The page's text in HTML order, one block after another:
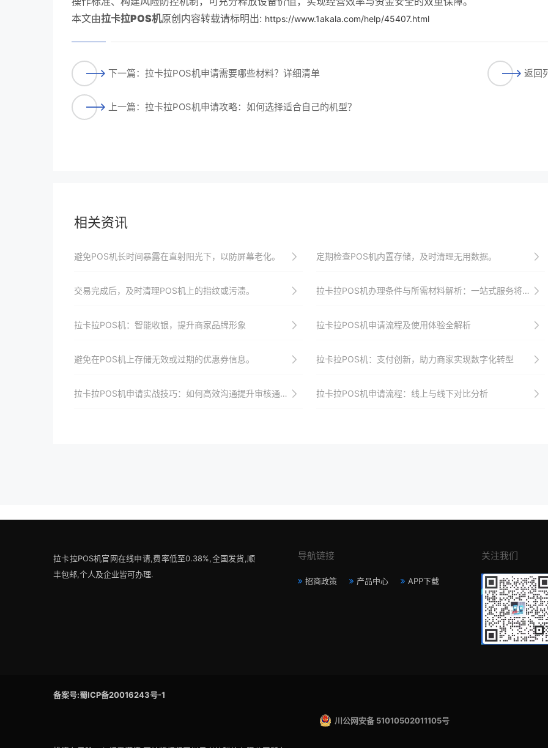
本文由拉卡拉POS机原创内容转载请标明出: https://www.1akala.com/help/45407.html
下一篇：拉卡拉POS机申请需要哪些材料？详细清单
上一篇：拉卡拉POS机申请攻略：如何选择适合自己的机型？
返回
相关资讯
避免POS机长时间暴露在直射阳光下，以防屏幕老化。 定期检查POS机内置存储，及时清理无用数据。
交易完成后，及时清理POS机上的指纹或污渍。 拉卡拉POS机办理条件与所需材料解析：一站式服务将助你快速接入支付市场并享受优惠政策以及全方位安全保障和服务支持
拉卡拉POS机：智能收银，提升商家品牌形象 拉卡拉POS机申请流程及使用体验全解析
避免在POS机上存储无效或过期的优惠券信息。 拉卡拉POS机：支付创新，助力商家实现数字化转型
拉卡拉POS机申请实战技巧：如何高效沟通提升审核通过率 拉卡拉POS机申请流程：线上与线下对比分析
拉卡拉POS机官网在线申请,费率低至0.38%,全国发货,顺
丰包邮,个人及企业皆可办理.
导航链接
招商政策 产品中心 APP下载
关注我们
备案号:蜀ICP备20016243号-1
川公网安备 51010502011105号